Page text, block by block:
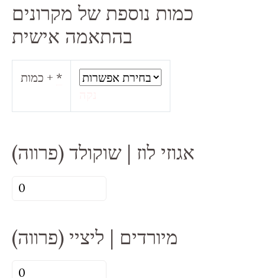
כמות נוספת של מקרונים
בהתאמה אישית
כמות + *
אגוזי לוז | שוקולד (פרווה)
כמות
לוז
שוקולד
מיורדים | ליציי (פרווה)
כמות